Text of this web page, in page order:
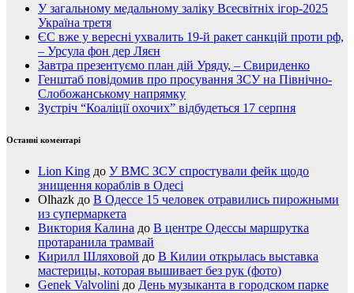
У загальному медальному заліку Всесвітніх ігор-2025
Україна третя
ЄС вже у вересні ухвалить 19-й ракет санкцій проти рф,
– Урсула фон дер Ляєн
Завтра презентуємо план дій Уряду, – Свириденко
Генштаб повідомив про просування ЗСУ на Північно-
Слобожанському напрямку
Зустріч “Коаліції охочих” відбудеться 17 серпня
Останні коментарі
Lion King до У ВМС ЗСУ спростували фейк щодо
знищення кораблів в Одесі
Olhazk до В Одессе 15 человек отравились пирожными
из супермаркета
Виктория Калина до В центре Одессы маршрутка
протаранила трамвай
Кирилл Шляховой до В Килии открылась выставка
мастерицы, которая вышивает без рук (фото)
Genek Valvolini до День музыканта в городском парке